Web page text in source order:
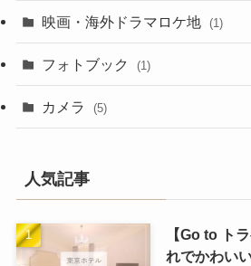
映画・海外ドラマロケ地 (1)
フォトブック (1)
カメラ (5)
人気記事
【Go to ト
れでかわい